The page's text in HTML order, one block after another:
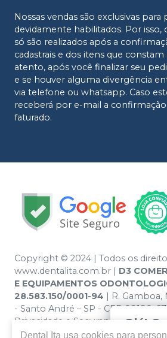
Olá!
Nossas vendas são exclusivas para
devidamente habilitados. Por
só são realizados após a
cadastrais e dos itens que
atento, após você finalizar seu
e se houver alguma divergência
via telefone ou whatsapp. Caso
receberá por e-mail a
faturado.
Copyright © 2024 | Todos os
www.dentalita.com.br | D3
E EQUIPAMENTOS
28.583.150/0001-94 | R. Gamboa,
- Santo André – SP - CEP 09190-
Privacidade e Segurança - Fotos
Os preços e condições da loja
Dental Ita usa cookies para